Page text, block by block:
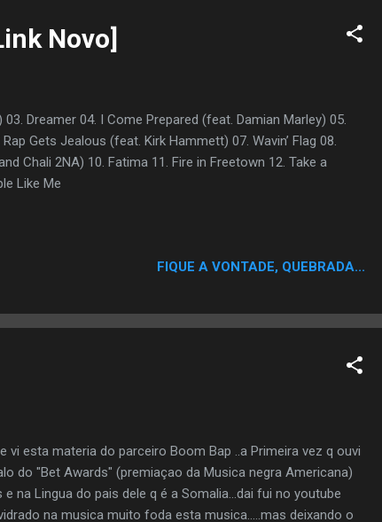
Novo]
03. Dreamer 04. I Come Prepared (feat. Damian Marley) 05.
Gets Jealous (feat. Kirk Hammett) 07. Wavin’ Flag 08.
Chali 2NA) 10. Fatima 11. Fire in Freetown 12. Take a
Like Me
FIQUE A VONTADE, QUEBRADA...
vi esta materia do parceiro Boom Bap ..a Primeira vez q ouvi
do "Bet Awards" (premiaçao da Musica negra Americana)
na Lingua do pais dele q é a Somalia...dai fui no youtube
na musica muito foda esta musica.....mas deixando o